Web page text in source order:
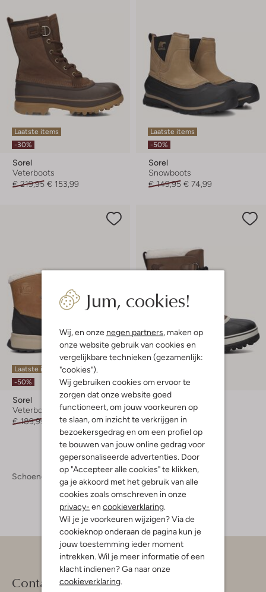
Jum, cookies!
Wij, en onze negen partners , maken op
onze website gebruik van cookies en
vergelijkbare technieken (gezamenlijk:
"cookies").
Wij gebruiken cookies om ervoor te
zorgen dat onze website goed
functioneert, om jouw voorkeuren op
te slaan, om inzicht te verkrijgen in
bezoekersgedrag en om een profiel op
te bouwen van jouw online gedrag voor
gepersonaliseerde advertenties. Door
op "Accepteer alle cookies" te klikken,
ga je akkoord met het gebruik van alle
cookies zoals omschreven in onze
privacy- en cookieverklaring
Wil je je voorkeuren wijzigen? Via de
cookieknop onderaan de pagina kun je
jouw toestemming ieder moment
intrekken. Wil je meer informatie of een
klacht indienen? Ga naar onze
cookieverklaring
Laatste items
-30%
Sorel
Veterboots
€ 219,95 € 153,99
Laatste items
-50%
Sorel
Snowboots
€ 149,95 € 74,99
Laatste items
-50%
Sorel
Veterboots
€ 189,99
€ 94,99
-20%
Sorel
Veterboots
€ 189,95 € 151,99
Schoenen Boots
Contact